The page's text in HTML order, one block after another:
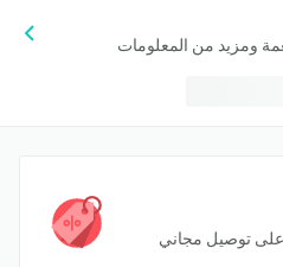
ومزيد من المعلومات